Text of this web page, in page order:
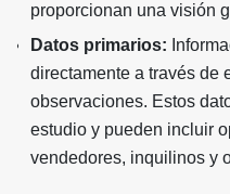
proporcionan una visión
Datos primarios:
directamente a través de
observaciones. Estos
estudio y pueden incluir
vendedores, inquilinos y